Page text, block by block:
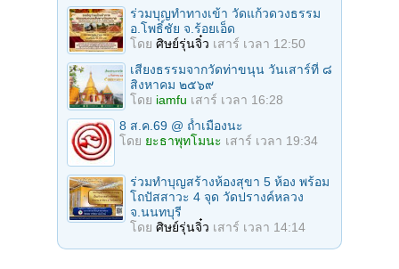
ร่วมบุญทําทางเข้า วัดแก้วดวงธรรม
อ.โพธิ์ชัย จ.ร้อยเอ็ด
โดย ศิษย์รุ่นจิ๋ว เสาร์ เวลา 12:50
เสียงธรรมจากวัดท่าขนุน วันเสาร์ที่ ๘
สิงหาคม ๒๕๖๙
โดย iamfu เสาร์ เวลา 16:28
8 ส.ค.69 @ ถ้ำเมืองนะ
โดย ยะธาพุทโมนะ เสาร์ เวลา 19:34
ร่วมทําบุญสร้างห้องสุขา 5 ห้อง พร้อม
โถปัสสาวะ 4 จุด วัดปรางค์หลวง
จ.นนทบุรี
โดย ศิษย์รุ่นจิ๋ว เสาร์ เวลา 14:14